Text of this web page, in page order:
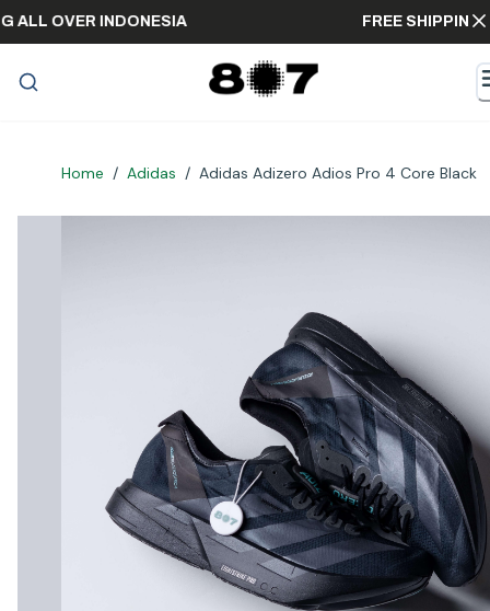
ALL OVER INDONESIA FREE
Home / Adidas / Adidas Adizero Adios Pro 4 Core Black